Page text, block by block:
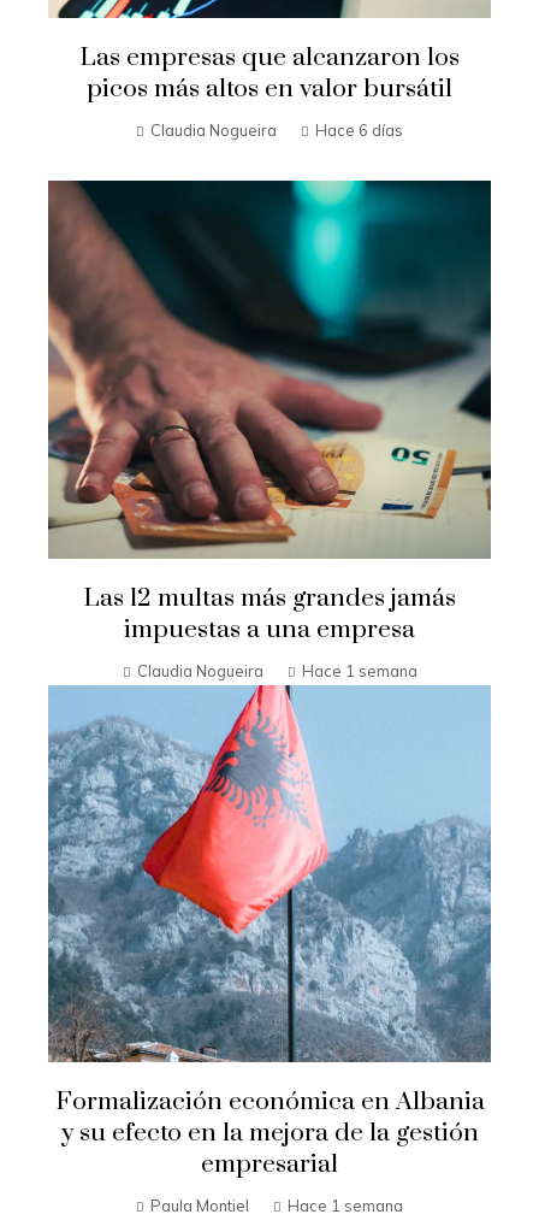
Las empresas que alcanzaron los
picos más altos en valor bursátil
Claudia Nogueira Hace 6 días
Las 12 multas más grandes jamás
impuestas a una empresa
Claudia Nogueira Hace 1 semana
Formalización económica en Albania
y su efecto en la mejora de la gestión
empresarial
Paula Montiel Hace 1 semana